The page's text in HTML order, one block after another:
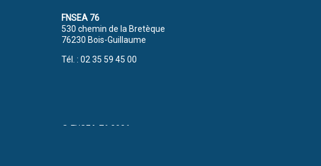
FNSEA 76
530 chemin de la Bretèque
76230 Bois-Guillaume
Tél. : 02 35 59 45 00
© FNSEA 76 2026